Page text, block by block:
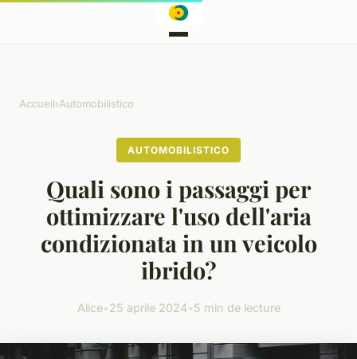
Accueil›Automobilistico
AUTOMOBILISTICO
Quali sono i passaggi per
ottimizzare l'uso dell'aria
condizionata in un veicolo
ibrido?
Alice•25 aprile 2024•5 min de lecture